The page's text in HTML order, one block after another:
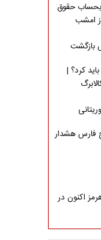
4 میلیونی بحساب حقوق
امشب
بازگشت
کرد؟ |
فارس هشدار
اکنون در